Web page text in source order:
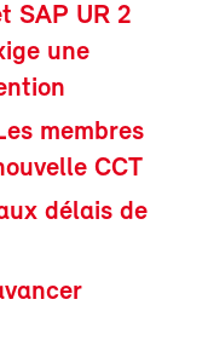
SAP UR 2
une
membres
CCT
délais de